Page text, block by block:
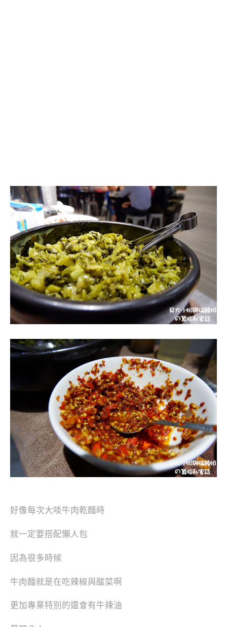
好像每次大啖牛肉乾麵時
就一定要搭配懶人包
因為很多時候
牛肉麵就是在吃辣椒與酸菜啊
更加專業特別的還會有牛辣油